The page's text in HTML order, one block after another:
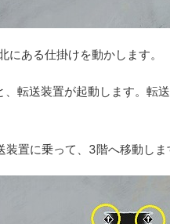
にある仕掛けを動かします。
、転送装置が起動します。転
装置に乗って、3階へ移動しま